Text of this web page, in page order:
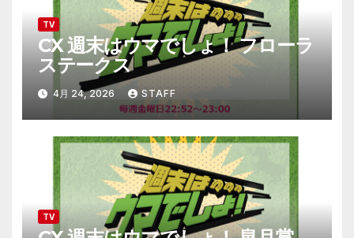
TV
CX 週末はウマでしょ！ フローラ
ステークス
4月 24, 2026 STAFF
TV